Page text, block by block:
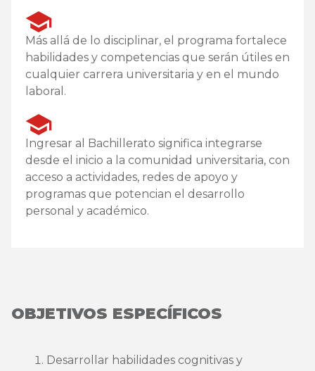
Más allá de lo disciplinar, el programa fortalece
habilidades y competencias que serán útiles en
cualquier carrera universitaria y en el mundo
laboral.
Ingresar al Bachillerato significa integrarse
desde el inicio a la comunidad universitaria, con
acceso a actividades, redes de apoyo y
programas que potencian el desarrollo
personal y académico.
OBJETIVOS ESPECÍFICOS
Desarrollar habilidades cognitivas y